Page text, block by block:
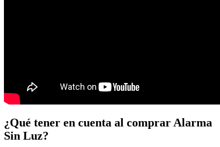
¿Qué tener en cuenta al comprar Alarma
Sin Luz?